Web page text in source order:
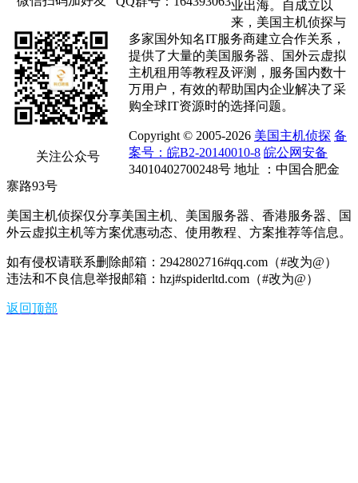
关注公众号
业出海。自成立以
来，美国主机侦探与
多家国外知名IT服务商建立合作关系，
提供了大量的美国服务器、国外云虚拟
主机租用等教程及评测，服务国内数十
万用户，有效的帮助国内企业解决了采
购全球IT资源时的选择问题。
Copyright © 2005-2026 美国主机侦探 备
案号：皖B2-20140010-8 皖公网安备
34010402700248号 地址 ：中国合肥金
寨路93号
美国主机侦探仅分享美国主机、美国服务器、香港服务器、国
外云虚拟主机等方案优惠动态、使用教程、方案推荐等信息。
如有侵权请联系删除邮箱：2942802716#qq.com（#改为@）
违法和不良信息举报邮箱：hzj#spiderltd.com（#改为@）
返回顶部